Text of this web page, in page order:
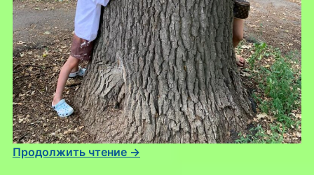
Продолжить чтение →